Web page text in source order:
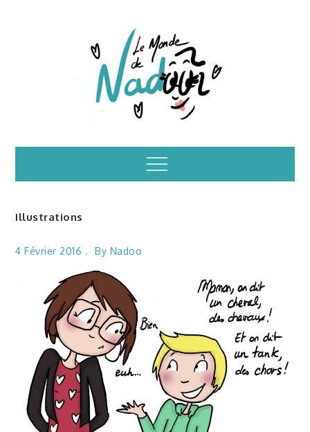
Illustrations – le
monde de Nadoo
Menu
Illustrations
4 Février 2016 By Nadoo